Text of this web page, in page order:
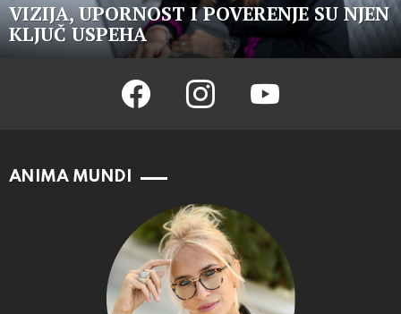
VIZIJA, UPORNOST I POVERENJE SU NJEN
KLJUČ USPEHA
facebook instagram youtube
ANIMA MUNDI